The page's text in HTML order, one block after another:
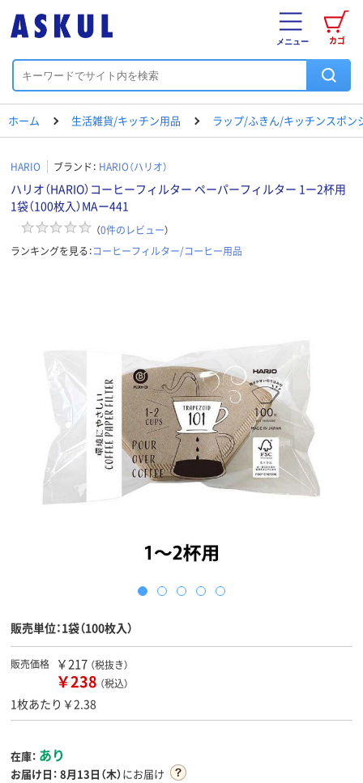
カゴ
メニュー
ホーム 生活雑貨/キッチン用品 ラップ/ふきん/キッチンスポン
HARIO ブランド： HARIO（ハリオ）
ハリオ（HARIO）コーヒーフィルター ペーパーフィルター 1ー2杯用
1袋（100枚入）MAー441
（0件のレビュー）
ランキングを見る：コーヒーフィルター/コーヒー用品
販売単位：1袋（100枚入）
販売価格 ￥217 （税抜き）
￥238 （税込）
1枚あたり￥2.38
在庫： あり
お届け日： 8月13日（木）にお届け